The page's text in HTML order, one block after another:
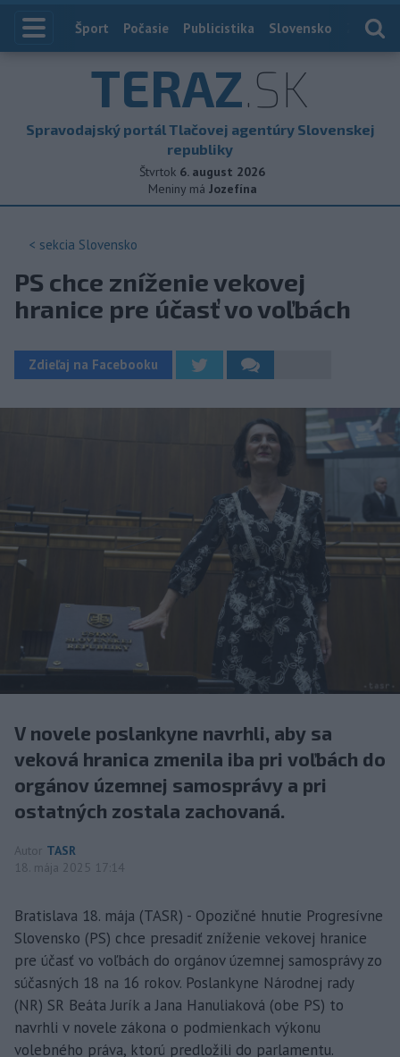
Index
Šport Počasie Publicistika Slovensko
TERAZ.SK
Spravodajský portál Tlačovej agentúry Slovenskej
republiky
Štvrtok 6. august 2026
Meniny má Jozefína
< sekcia Slovensko
PS chce zníženie vekovej
hranice pre účasť vo voľbách
Zdieľaj na Facebooku
V novele poslankyne navrhli, aby sa
veková hranica zmenila iba pri voľbách do
orgánov územnej samosprávy a pri
ostatných zostala zachovaná.
Autor TASR
18. mája 2025 17:14
Bratislava 18. mája (TASR) - Opozičné hnutie Progresívne
Slovensko (PS) chce presadiť zníženie vekovej hranice
pre účasť vo voľbách do orgánov územnej samosprávy zo
súčasných 18 na 16 rokov. Poslankyne Národnej rady
(NR) SR Beáta Jurík a Jana Hanuliaková (obe PS) to
navrhli v novele zákona o podmienkach výkonu
volebného práva, ktorú predložili do parlamentu.